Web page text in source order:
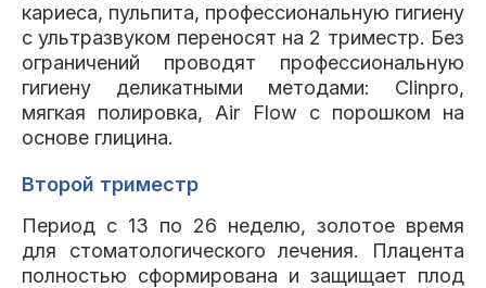
кариеса, пульпита, профессиональную гигиену
с ультразвуком переносят на 2 триместр. Без
ограничений проводят профессиональную
гигиену деликатными методами: Clinpro,
мягкая полировка, Air Flow с порошком на
основе глицина.
Второй триместр
Период с 13 по 26 неделю, золотое время
для стоматологического лечения. Плацента
полностью сформирована и защищает плод